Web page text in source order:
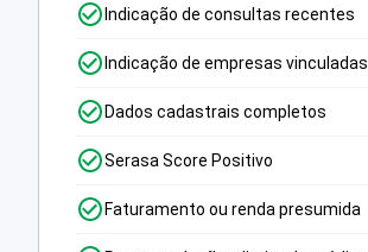
Indicação de consultas recentes
Indicação de empresas vinculadas
Dados cadastrais completos
Serasa Score Positivo
Faturamento ou renda presumida